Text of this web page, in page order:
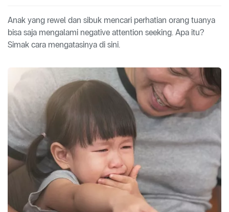
Anak yang rewel dan sibuk mencari perhatian orang tuanya
bisa saja mengalami negative attention seeking. Apa itu?
Simak cara mengatasinya di sini.